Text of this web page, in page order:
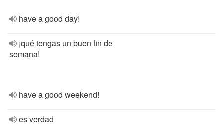
have a good day!
¡qué tengas un buen fin de
semana!
have a good weekend!
es verdad